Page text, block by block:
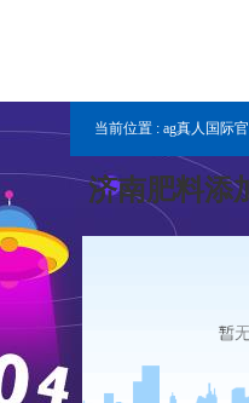
当前位置 : ag真人国际
济南肥料添